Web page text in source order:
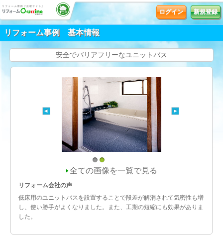
ログイン 新規登録
リフォーム事例 基本情報
安全でバリアフリーなユニットバス
1 2
全ての画像を一覧で見る
リフォーム会社の声
低床用のユニットバスを設置することで段差が解消されて気密性も増
し、使い勝手がよくなりました。また、工期の短縮にも効果がありま
した。